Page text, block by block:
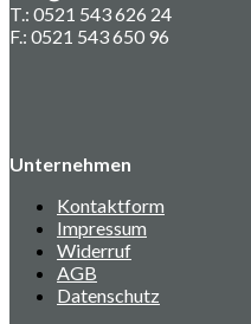
T.: 0521 543 626 24
F.: 0521 543 650 96
Unternehmen
Kontaktform
Impressum
Widerruf
AGB
Datenschutz